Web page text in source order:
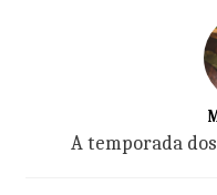
A temporada